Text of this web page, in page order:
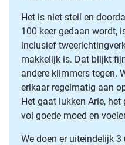
Het is niet steil en
100 keer gedaan wordt,
inclusief
makkelijk is. Dat blijkt
andere klimmers tegen.
erlkaar regelmatig aan
Het gaat lukken Arie,
vol goede moed en
We doen er uiteindelijk